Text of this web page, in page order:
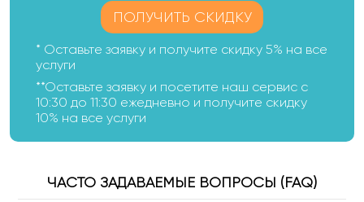
ПОЛУЧИТЬ СКИДКУ
* Оставьте заявку и получите скидку 5% на все
услуги
**Оставьте заявку и посетите наш сервис с
10:30 до 11:30 ежедневно и получите скидку
10% на все услуги
ЧАСТО ЗАДАВАЕМЫЕ ВОПРОСЫ (FAQ)